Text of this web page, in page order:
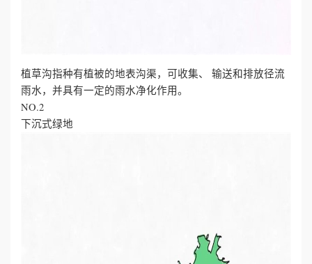
植草沟指种有植被的地表沟渠，可收集、 输送和排放径流
雨水，并具有一定的雨水净化作用。
NO.2
下沉式绿地